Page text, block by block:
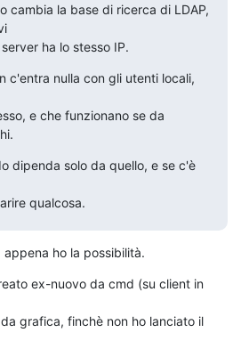
cambia la base di ricerca di LDAP,
ha lo stesso IP.
c'entra nulla con gli utenti locali,
e che funzionano se da
dipenda solo da quello, e se c'è
qualcosa.
ho la possibilità.
ex-nuovo da cmd (su client in
grafica, finchè non ho lanciato il